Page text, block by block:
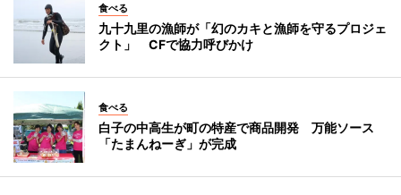
食べる
九十九里の漁師が「幻のカキと漁師を守るプロジェ
クト」 CFで協力呼びかけ
食べる
白子の中高生が町の特産で商品開発 万能ソース
「たまんねーぎ」が完成